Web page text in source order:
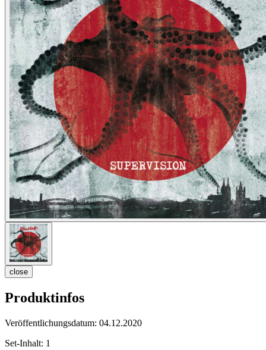
close
Produktinfos
Veröffentlichungsdatum: 04.12.2020
Set-Inhalt: 1